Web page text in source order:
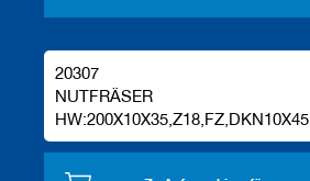
20307
NUTFRÄSER
HW:200X10X35,Z18,FZ,DKN10X45